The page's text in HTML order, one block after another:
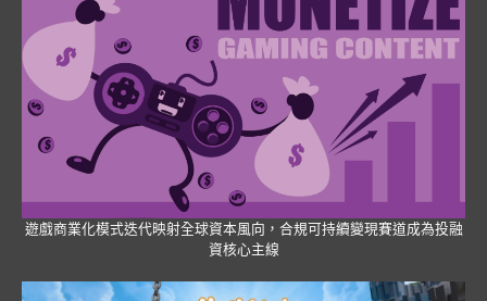
遊戲商業化模式迭代映射全球資本風向，合規可持續變現賽道成為投融
資核心主線